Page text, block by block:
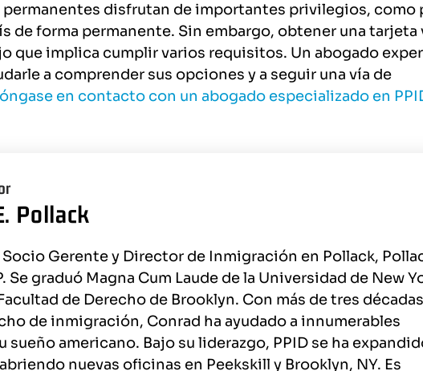
permanentes disfrutan de importantes privilegios, como
de forma permanente. Sin embargo, obtener una tarjeta
que implica cumplir varios requisitos. Un abogado
a comprender sus opciones y a seguir una vía de
en contacto con un abogado especializado en
Pollack
Socio Gerente y Director de Inmigración en Pollack,
Se graduó Magna Cum Laude de la Universidad de New
de Derecho de Brooklyn. Con más de tres
de inmigración, Conrad ha ayudado a innumerables
sueño americano. Bajo su liderazgo, PPID se ha
nuevas oficinas en Peekskill y Brooklyn, NY. Es